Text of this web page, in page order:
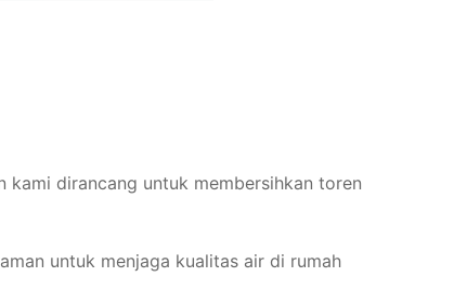
kami dirancang untuk membersihkan toren
untuk menjaga kualitas air di rumah